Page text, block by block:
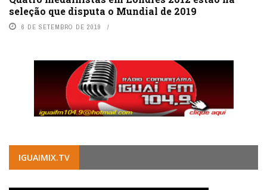
seleção que disputa o Mundial de 2019
6 DE SETEMBRO DE 2019
IGUAIMIX.TV